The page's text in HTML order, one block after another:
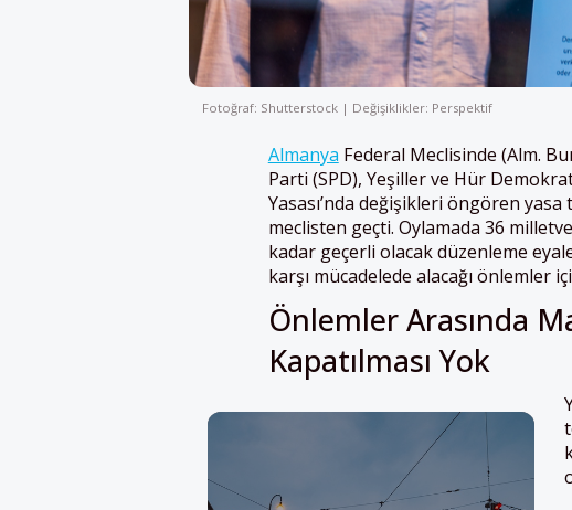
Fotoğraf: Shutterstock | Değişiklikler: Perspektif
Almanya Federal Meclisinde (Alm.
Parti (SPD), Yeşiller ve Hür
Yasası’nda değişikleri öngören yasa
meclisten geçti. Oylamada 36
kadar geçerli olacak düzenleme
karşı mücadelede alacağı önlemler
Önlemler Arasında
Kapatılması Yok